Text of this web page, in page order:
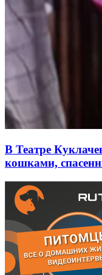
В Театре
кошками,